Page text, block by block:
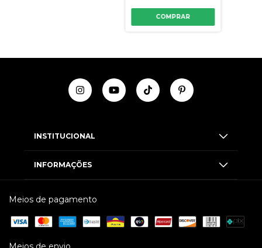
COMPRAR
INSTITUCIONAL
INFORMAÇÕES
Meios de pagamento